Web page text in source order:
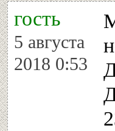
гость
5 августа
2018 0:53